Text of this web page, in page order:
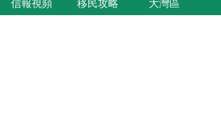
信報視頻 移民攻略 大灣區